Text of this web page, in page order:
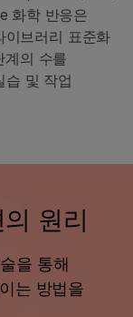
화학 반응은
이브러리 표준화
계의 수를
습 및 작업
원리
을 통해
는 방법을